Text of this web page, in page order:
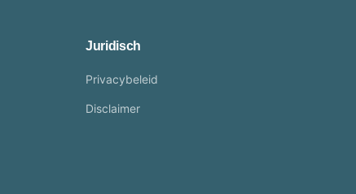
Juridisch
Privacybeleid
Disclaimer